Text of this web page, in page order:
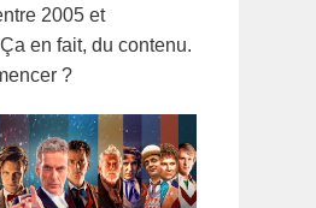
2005 et
en fait, du contenu.
?